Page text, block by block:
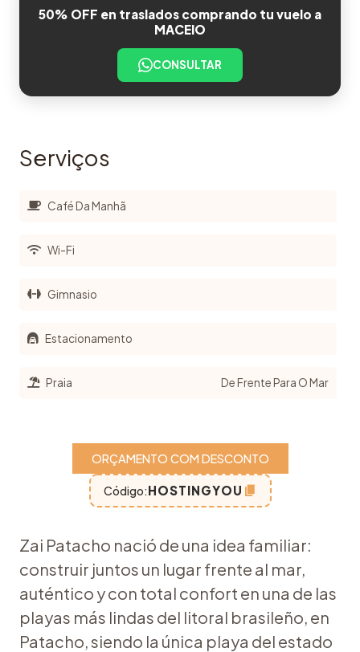
50% OFF en traslados comprando tu vuelo a
MACEIO
CONSULTAR
Serviços
Café Da Manhã
Wi-Fi
Gimnasio
Estacionamento
Praia De Frente Para O Mar
ORÇAMENTO COM DESCONTO
Código:HOSTINGYOU
Zai Patacho nació de una idea familiar:
construir juntos un lugar frente al mar,
auténtico y con total confort en una de las
playas más lindas del litoral brasileño, en
Patacho, siendo la única playa del estado